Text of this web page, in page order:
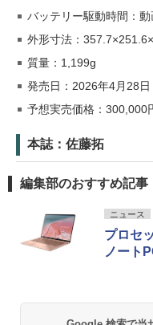
バッテリー駆動時間：
外形寸法：
質量：1,199g
発売日：2026年4月28日
予想実売価格：300,000
本誌：佐藤拓
編集部のおすすめ記事
ニュース
プロセ
ノート